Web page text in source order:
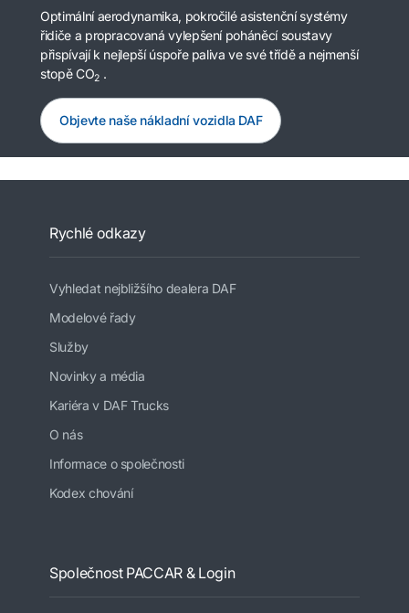
Optimální aerodynamika, pokročilé asistenční systémy
řidiče a propracovaná vylepšení poháněcí soustavy
přispívají k nejlepší úspoře paliva ve své třídě a nejmenší
stopě CO2.
Objevte naše nákladní vozidla DAF
Rychlé odkazy
Vyhledat nejbližšího dealera DAF
Modelové řady
Služby
Novinky a média
Kariéra v DAF Trucks
O nás
Informace o společnosti
Kodex chování
Společnost PACCAR & Login